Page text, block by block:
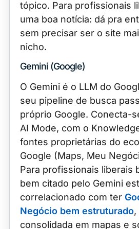
tópico. Para profissionais
uma boa notícia: dá pra
sem precisar ser o site
nicho.
Gemini (Google)
O Gemini é o LLM do
seu pipeline de busca
próprio Google. Conecta-
AI Mode, com o
fontes proprietárias do
Google (Maps, Meu
Para profissionais liberais
bem citado pelo Gemini
correlacionado com ter
Negócio bem estruturado,
consolidada em mapas e